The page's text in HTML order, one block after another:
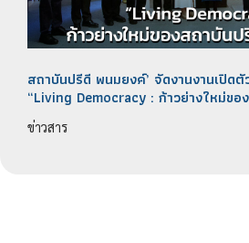
สถาบันปรีดี พนมยงค์’ จัดงานงานเปิด
“Living Democracy : ก้าวย่างใหม่ข
ข่าวสาร